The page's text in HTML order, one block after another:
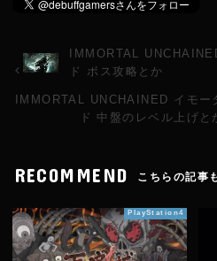
IMMORTAL
ド ボス攻略とか
IMMORTAL UNCHAINED イモー
ド 中盤のレベル上げ
RECOMMEND こちらの記事
PlayStation4